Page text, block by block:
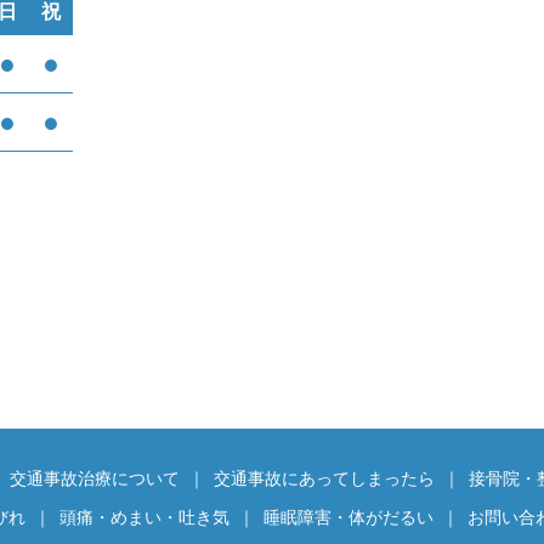
祝
●
●
●
●
交通事故治療について 交通事故にあってしまったら
接骨院・
れ
頭痛・めまい・吐き気 睡眠障害・体がだるい お問い合